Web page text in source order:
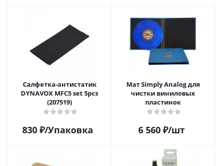
Салфетка-aнтистатик
DYNAVOX MFC5 set 5pcs
(207519)
830 ₽/Упаковка
Мат Simply Analog для
чистки виниловых
пластинок
6 560₽/шт